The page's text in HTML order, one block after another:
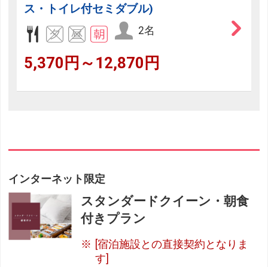
ス・トイレ付セミダブル)
2名
5,370円～12,870円
インターネット限定
スタンダードクイーン・朝食
付きプラン
[宿泊施設との直接契約となりま
す]